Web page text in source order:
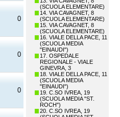
0
0
0
(SCUOLA ELEMENTARE)
14. VIA CAVAGNET, 8
(SCUOLA ELEMENTARE)
15. VIA CAVAGNET, 8
(SCUOLA ELEMENTARE)
16. VIALE DELLA PACE, 11
(SCUOLA MEDIA
"EINAUDI")
17. OSPEDALE
REGIONALE - VIALE
GINEVRA, 3
18. VIALE DELLA PACE, 11
(SCUOLA MEDIA
"EINAUDI")
19. C.SO IVREA, 19
(SCUOLA MEDIA "ST.
ROCH")
20. C.SO IVREA, 19